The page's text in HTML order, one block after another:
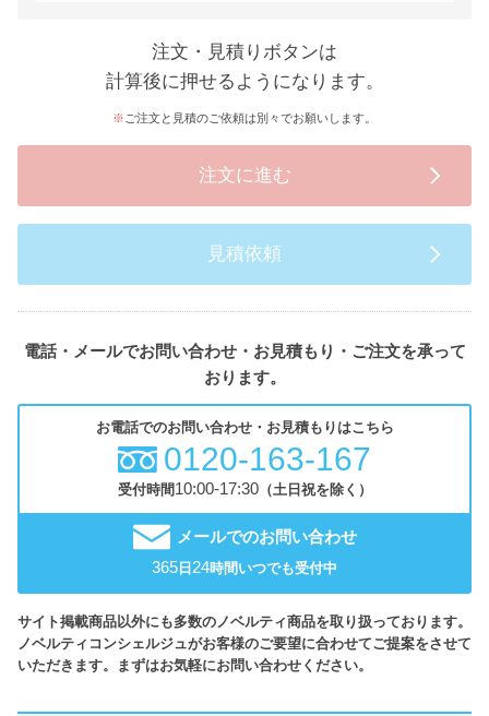
注文・見積りボタンは
計算後に押せるようになります。
ご注文と見積のご依頼は別々でお願いします。
注文に進む
見積依頼
電話・メールでお問い合わせ・お見積もり・ご注文を承って
おります。
お電話でのお問い合わせ・お見積もりはこちら
0120-163-167
受付時間10:00-17:30（土日祝を除く）
メールでのお問い合わせ
365日24時間いつでも受付中
サイト掲載商品以外にも多数のノベルティ商品を取り扱っております。
ノベルティコンシェルジュがお客様のご要望に合わせてご提案をさせて
いただきます。まずはお気軽にお問い合わせください。